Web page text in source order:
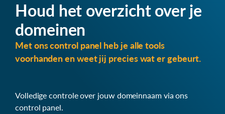
Houd het overzicht over je
domeinen
Met ons control panel heb je alle tools
voorhanden en weet jij precies wat er gebeurt.
Volledige controle over jouw domeinnaam via ons
control panel.